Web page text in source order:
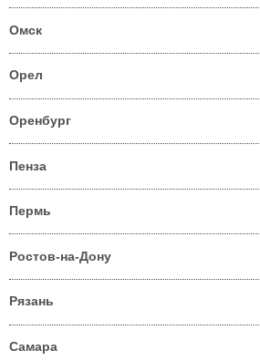
Омск
Орел
Оренбург
Пенза
Пермь
Ростов-на-Дону
Рязань
Самара